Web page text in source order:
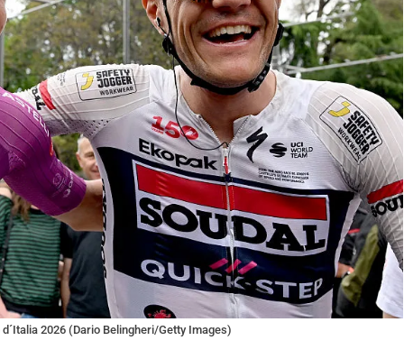
2026 (Dario Belingheri/Getty Images)